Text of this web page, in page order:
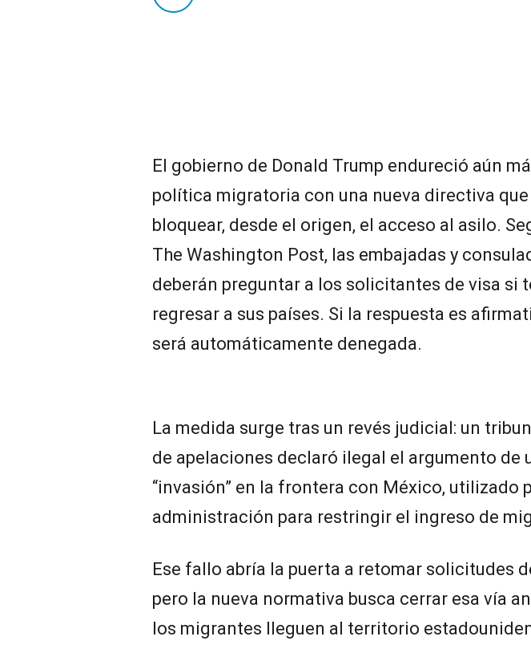
El gobierno de Donald Trump endureció aún
política migratoria con una nueva directiva
bloquear, desde el origen, el acceso al asilo.
The Washington Post, las embajadas y
deberán preguntar a los solicitantes de visa si
regresar a sus países. Si la respuesta es
será automáticamente denegada.
La medida surge tras un revés judicial: un
de apelaciones declaró ilegal el argumento de
“invasión” en la frontera con México, utilizado
administración para restringir el ingreso de
Ese fallo abría la puerta a retomar solicitudes
pero la nueva normativa busca cerrar esa vía
los migrantes lleguen al territorio